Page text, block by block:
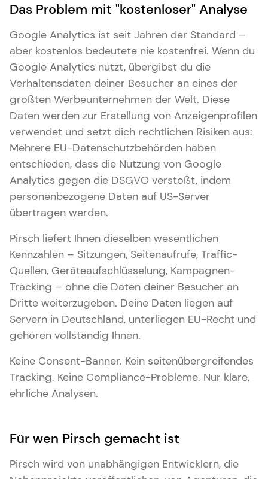
Das Problem mit "kostenloser" Analyse
Google Analytics ist seit Jahren der Standard –
aber kostenlos bedeutete nie kostenfrei. Wenn du
Google Analytics nutzt, übergibst du die
Verhaltensdaten deiner Besucher an eines der
größten Werbeunternehmen der Welt. Diese
Daten werden zur Erstellung von Anzeigenprofilen
verwendet und setzt dich rechtlichen Risiken aus:
Mehrere EU-Datenschutzbehörden haben
entschieden, dass die Nutzung von Google
Analytics gegen die DSGVO verstößt, indem
personenbezogene Daten auf US-Server
übertragen werden.
Pirsch liefert Ihnen dieselben wesentlichen
Kennzahlen – Sitzungen, Seitenaufrufe, Traffic-
Quellen, Geräteaufschlüsselung, Kampagnen-
Tracking – ohne die Daten deiner Besucher an
Dritte weiterzugeben. Deine Daten liegen auf
Servern in Deutschland, unterliegen EU-Recht und
gehören vollständig Ihnen.
Keine Consent-Banner. Kein seitenübergreifendes
Tracking. Keine Compliance-Probleme. Nur klare,
ehrliche Analysen.
Für wen Pirsch gemacht ist
Pirsch wird von unabhängigen Entwicklern, die